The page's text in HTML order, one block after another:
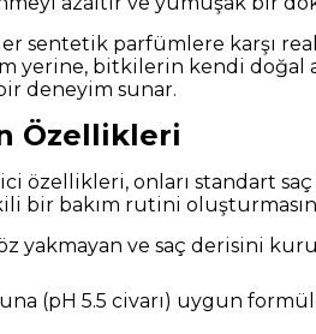
sentetik parfümlere karşı
bitkilerin kendi doğal
deneyim sunar.
Özellikleri
özellikleri, onları standart
bir bakım rutini
yakmayan ve saç derisini
(pH 5.5 civarı) uygun